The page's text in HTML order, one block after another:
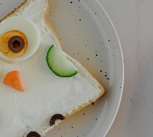
Naslovnica
Proizvodi
Recepti